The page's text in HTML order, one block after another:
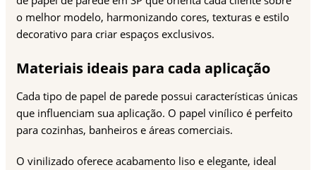
o melhor modelo, harmonizando cores, texturas e estilo
decorativo para criar espaços exclusivos.
Materiais ideais para cada aplicação
Cada tipo de papel de parede possui características únicas
que influenciam sua aplicação. O papel vinílico é perfeito
para cozinhas, banheiros e áreas comerciais.
O vinilizado oferece acabamento liso e elegante, ideal